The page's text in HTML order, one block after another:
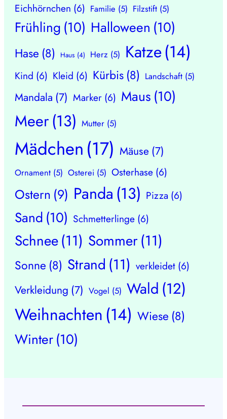
Eichhörnchen (6) Familie (5) Filzstift (5)
Frühling (10) Halloween (10)
Hase (8) Haus (4) Herz (5) Katze(14)
Kind (6) Kleid (6) Kürbis (8) Landschaft (5)
Mandala (7) Marker (6) Maus (10)
Meer(13) Mutter (5)
Mädchen (17) Mäuse (7)
Ornament (5) Osterei (5) Osterhase (6)
Ostern (9) Panda (13) Pizza (6)
Sand (10) Schmetterlinge (6)
Schnee(11) Sommer(11)
Sonne (8) Strand (11) verkleidet (6)
Verkleidung (7) Vogel (5) Wald (12)
Weihnachten(14) Wiese (8)
Winter(10)